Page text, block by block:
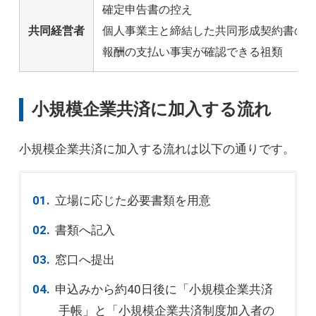
共同経営者
確定申告書の控え
個人事業主と締結した共同形成契約書の
報酬の支払い事実が確認できる祖類
小規模企業共済に加入する流れ
小規模企業共済に加入する流れは以下の通りです。
立場に応じた必要書類を用意
書類へ記入
窓口へ提出
申込みから約40日後に「小規模企業共済
手帳」と「小規模企業共済制度加入者の